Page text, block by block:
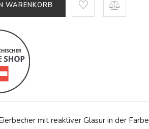
WARENKORB
mit reaktiver Glasur in der Farbe